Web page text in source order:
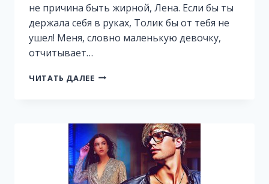
не причина быть жирной, Лена. Если бы ты
держала себя в руках, Толик бы от тебя не
ушел! Меня, словно маленькую девочку,
отчитывает…
ЧИТАТЬ ДАЛЕЕ ХЭППИ-
НЕ
ХВАТИТ